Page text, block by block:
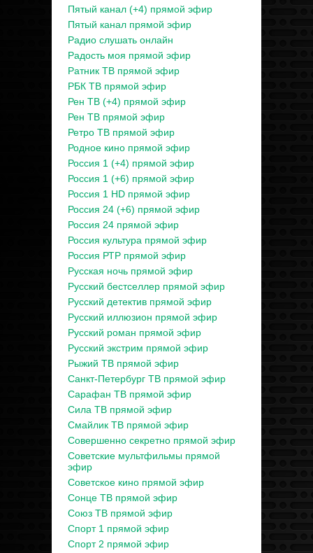
Пятый канал (+4) прямой эфир
Пятый канал прямой эфир
Радио слушать онлайн
Радость моя прямой эфир
Ратник ТВ прямой эфир
РБК ТВ прямой эфир
Рен ТВ (+4) прямой эфир
Рен ТВ прямой эфир
Ретро ТВ прямой эфир
Родное кино прямой эфир
Россия 1 (+4) прямой эфир
Россия 1 (+6) прямой эфир
Россия 1 HD прямой эфир
Россия 24 (+6) прямой эфир
Россия 24 прямой эфир
Россия культура прямой эфир
Россия РТР прямой эфир
Русская ночь прямой эфир
Русский бестселлер прямой эфир
Русский детектив прямой эфир
Русский иллюзион прямой эфир
Русский роман прямой эфир
Русский экстрим прямой эфир
Рыжий ТВ прямой эфир
Санкт-Петербург ТВ прямой эфир
Сарафан ТВ прямой эфир
Сила ТВ прямой эфир
Смайлик ТВ прямой эфир
Совершенно секретно прямой эфир
Советские мультфильмы прямой
эфир
Советское кино прямой эфир
Сонце ТВ прямой эфир
Союз ТВ прямой эфир
Спорт 1 прямой эфир
Спорт 2 прямой эфир